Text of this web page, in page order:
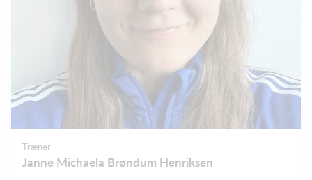
Træner
Janne Michaela Brøndum Henriksen